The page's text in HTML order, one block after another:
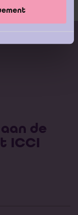
de
ICCI